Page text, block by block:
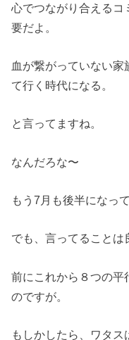
心でつながり合えるコ
要だよ。
血が繋がっていない家
て行く時代になる。
と言ってますね。
なんだろな〜
もう7月も後半になっ
でも、言ってることは
前にこれから８つの平
のですが。
もしかしたら、ワタ